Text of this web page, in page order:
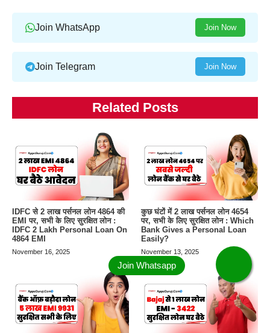
Join WhatsApp Join Now
Join Telegram Join Now
Related Posts
IDFC से 2 लाख पर्सनल लोन 4864 की
EMI पर, सभी के लिए सुरक्षित लोन :
IDFC 2 Lakh Personal Loan On
4864 EMI
November 16, 2025
कुछ घंटों में 2 लाख पर्सनल लोन 4654
पर, सभी के लिए सुरक्षित लोन : Which
Bank Gives a Personal Loan
Easily?
November 13, 2025